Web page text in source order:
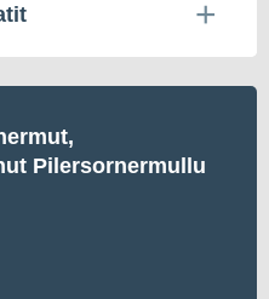
Pilersornermullu